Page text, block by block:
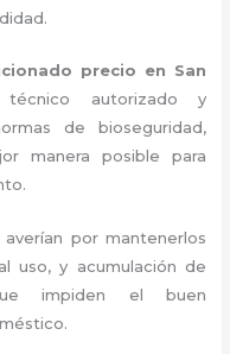
precio en San
autorizado y
de bioseguridad,
manera posible para
por mantenerlos
uso, y acumulación de
impiden el buen